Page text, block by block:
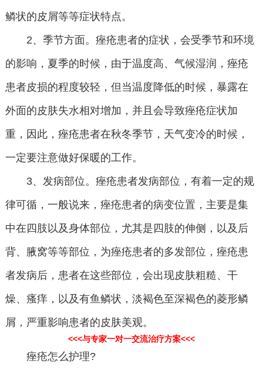
鳞状的皮屑等等症状特点。
2、季节方面。痤疮患者的症状，会受季节和环境
的影响，夏季的时候，由于温度高、气候湿润，痤疮
患者皮损的程度较轻，但当温度降低的时候，暴露在
外面的皮肤失水相对增加，并且会导致痤疮症状加
重，因此，痤疮患者在秋冬季节，天气变冷的时候，
一定要注意做好保暖的工作。
3、发病部位。痤疮患者发病部位，有着一定的规
律可循，一般说来，痤疮患者的病变位置，主要是集
中在四肢以及身体部位，尤其是四肢的伸侧，以及后
背、腋窝等等部位，为痤疮患者的多发部位，痤疮患
者发病后，患者在这些部位，会出现皮肤粗糙、干
燥、瘙痒，以及有鱼鳞状，淡褐色至深褐色的菱形鳞
屑，严重影响患者的皮肤美观。
<<<与专家一对一交流治疗方案<<<
痤疮怎么护理?